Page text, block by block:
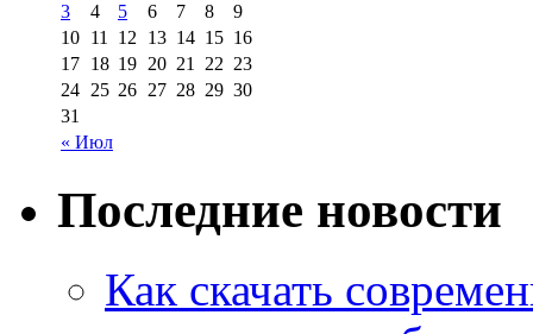
« Июл
3 4 5 6 7 8
9
10 11 12 13 14 15 16
17 18 19 20 21 22 23
24 25 26 27 28 29 30
31
Последние новости
Как скачать